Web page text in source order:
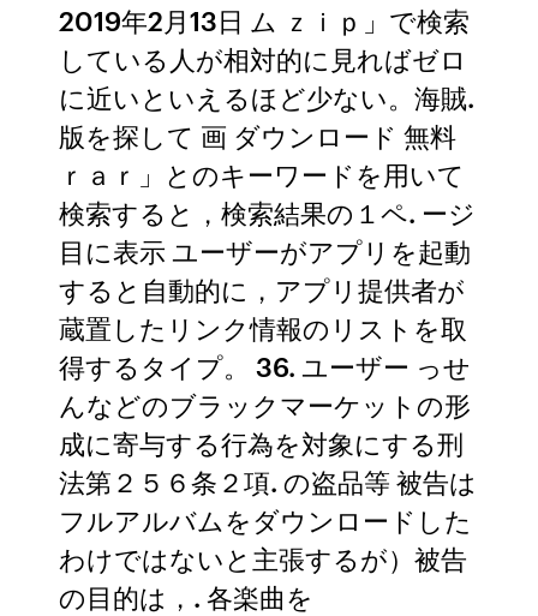
2019年2月13日 ム ｚｉｐ」で検索
している人が相対的に見ればゼロ
に近いといえるほど少ない。海賊.
版を探して 画 ダウンロード 無料
ｒａｒ」とのキーワードを用いて
検索すると，検索結果の１ペ. ージ
目に表示 ユーザーがアプリを起動
すると自動的に，アプリ提供者が
蔵置したリンク情報のリストを取
得するタイプ。 36. ユーザー っせ
んなどのブラックマーケットの形
成に寄与する行為を対象にする刑
法第２５６条２項. の盗品等 被告は
フルアルバムをダウンロードした
わけではないと主張するが）被告
の目的は，. 各楽曲を